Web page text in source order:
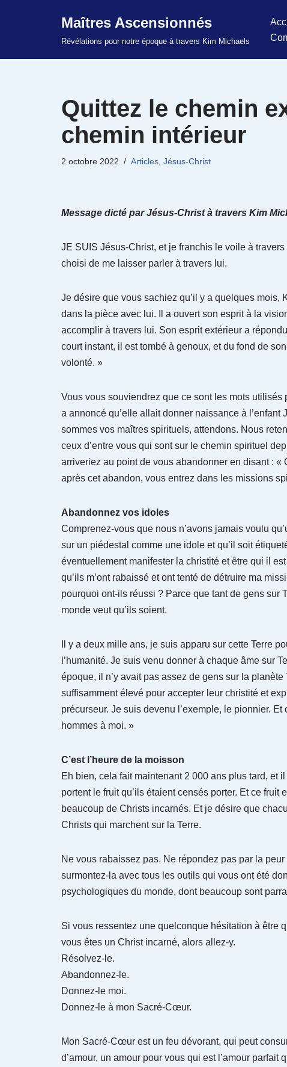
Maîtres Ascensionnés
Révélations pour notre époque à travers Kim Michaels
Quittez le chemin
chemin intérieur
2 octobre 2022 Articles Jésus-Christ
Message dicté par Jésus-Christ à travers Kim
JE SUIS Jésus-Christ, et je franchis le voile à
choisi de me laisser parler à travers lui.
Je désire que vous sachiez qu’il y a quelques
dans la pièce avec lui. Il a ouvert son esprit à la
accomplir à travers lui. Son esprit extérieur a
court instant, il est tombé à genoux, et du fond de
volonté. »
Vous vous souviendrez que ce sont les mots
a annoncé qu’elle allait donner naissance à l’enfant
sommes vos maîtres spirituels, attendons. Nous
ceux d’entre vous qui sont sur le chemin spirituel
arriveriez au point de vous abandonner en disant : «
après cet abandon, vous entrez dans les missions
Abandonnez vos idoles
Comprenez-vous que nous n’avons jamais voulu
sur un piédestal comme une idole et qu’il soit
éventuellement manifester la christité et être qui il est
qu’ils m’ont rabaissé et ont tenté de détruire ma
pourquoi ont-ils réussi ? Parce que tant de gens sur
monde veut qu’ils soient.
Il y a deux mille ans, je suis apparu sur cette Terre
l’humanité. Je suis venu donner à chaque âme sur
époque, il n’y avait pas assez de gens sur la
suffisamment élevé pour accepter leur christité et
précurseur. Je suis devenu l’exemple, le pionnier.
hommes à moi. »
C’est l’heure de la moisson
Eh bien, cela fait maintenant 2 000 ans plus tard, et
portent le fruit qu’ils étaient censés porter. Et ce fruit
beaucoup de Christs incarnés. Et je désire que
Christs qui marchent sur la Terre.
Ne vous rabaissez pas. Ne répondez pas par la
surmontez-la avec tous les outils qui vous ont été
psychologiques du monde, dont beaucoup sont
Si vous ressentez une quelconque hésitation à être
vous êtes un Christ incarné, alors allez-y.
Résolvez-le.
Abandonnez-le.
Donnez-le moi.
Donnez-le à mon Sacré-Cœur.
Mon Sacré-Cœur est un feu dévorant, qui peut
d’amour, un amour pour vous qui est l’amour